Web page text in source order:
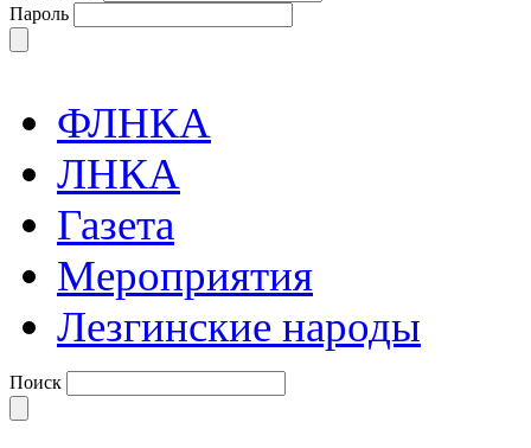
Пароль
ФЛНКА
ЛНКА
Газета
Мероприятия
Лезгинские народы
Поиск